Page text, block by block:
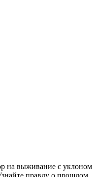
на выживание с уклоном
правду о прошлом